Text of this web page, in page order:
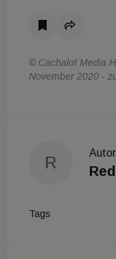
© Cachalot Media
November 2020 -
R
Autor
Tags